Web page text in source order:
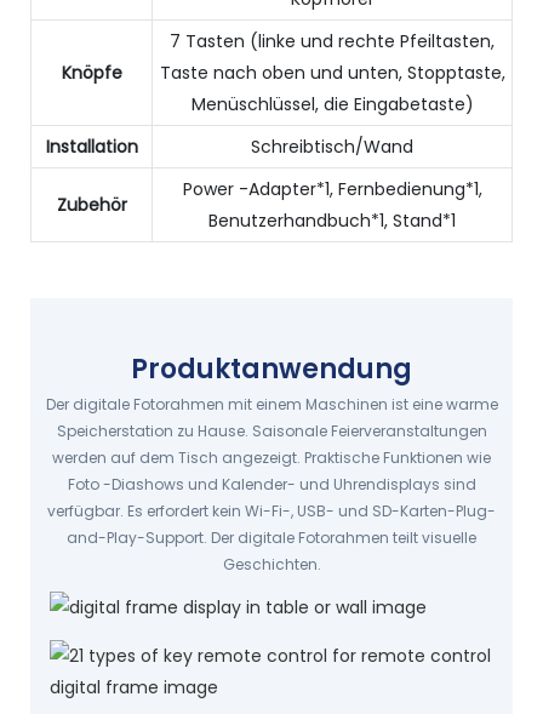
Knöpfe
7 Tasten (linke und rechte Pfeiltasten,
Taste nach oben und unten, Stopptaste,
Menüschlüssel, die Eingabetaste)
Installation
Schreibtisch/Wand
Zubehör
Power -Adapter*1, Fernbedienung*1,
Benutzerhandbuch*1, Stand*1
Produktanwendung
Der digitale Fotorahmen mit einem Maschinen ist eine warme
Speicherstation zu Hause. Saisonale Feierveranstaltungen
werden auf dem Tisch angezeigt. Praktische Funktionen wie
Foto -Diashows und Kalender- und Uhrendisplays sind
verfügbar. Es erfordert kein Wi-Fi-, USB- und SD-Karten-Plug-
and-Play-Support. Der digitale Fotorahmen teilt visuelle
Geschichten.